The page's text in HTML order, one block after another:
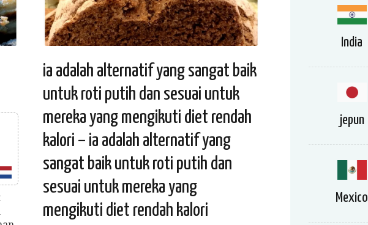
ia adalah alternatif yang sangat baik
untuk roti putih dan sesuai untuk
mereka yang mengikuti diet rendah
kalori – ia adalah alternatif yang
sangat baik untuk roti putih dan
sesuai untuk mereka yang
mengikuti diet rendah kalori
India
jepun
Mexico